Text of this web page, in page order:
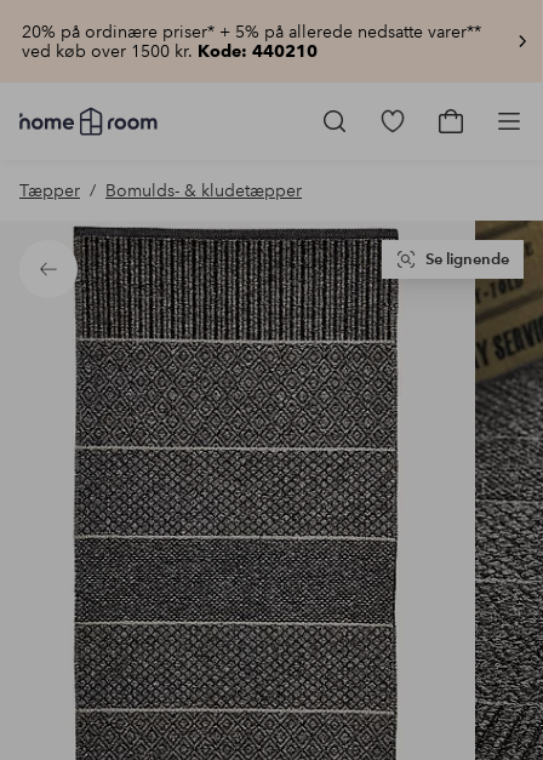
20% på ordinære priser* + 5% på allerede nedsatte varer**
ved køb over 1500 kr. Kode: 440210
Homeroom
–
hjemmet
pris
Gå
Gå
Tæpper Bomulds- & kludetæpper
Tilbage
Se lignende